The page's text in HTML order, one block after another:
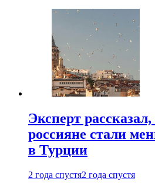
Эксперт
россияне стали
в Турции
2 года спустя2 года спустя